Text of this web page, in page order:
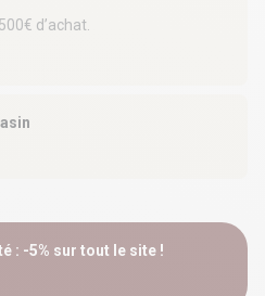
d’achat.
: -5% sur tout le site !